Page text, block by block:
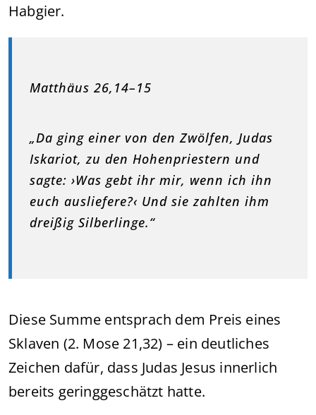
Habgier.
Matthäus 26,14–15
„Da ging einer von den Zwölfen, Judas
Iskariot, zu den Hohenpriestern und
sagte: ›Was gebt ihr mir, wenn ich ihn
euch ausliefere?‹ Und sie zahlten ihm
dreißig Silberlinge.“
Diese Summe entsprach dem Preis eines
Sklaven (2. Mose 21,32) – ein deutliches
Zeichen dafür, dass Judas Jesus innerlich
bereits geringgeschätzt hatte.